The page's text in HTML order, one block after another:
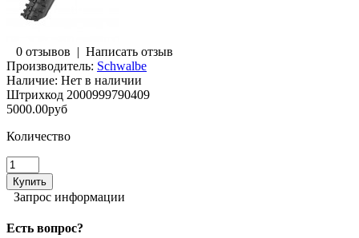
0 отзывов | Написать отзыв
Производитель: Schwalbe
Наличие: Нет в наличии
Штрихкод 2000999790409
5000.00руб
Количество
Запрос информации
Есть вопрос?